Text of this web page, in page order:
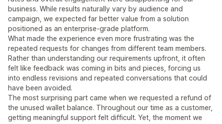
business. While results naturally vary by audience and
campaign, we expected far better value from a solution
positioned as an enterprise-grade platform.
What made the experience even more frustrating was the
repeated requests for changes from different team members.
Rather than understanding our requirements upfront, it often
felt like feedback was coming in bits and pieces, forcing us
into endless revisions and repeated conversations that could
have been avoided.
The most surprising part came when we requested a refund of
the unused wallet balance. Throughout our time as a customer,
getting meaningful support felt difficult. Yet, the moment we